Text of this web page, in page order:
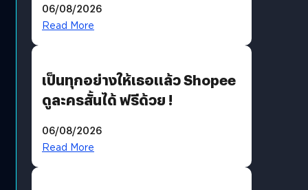
?
06/08/2026
Read More
เป็นทุกอย่างให้เธอแล้ว Shopee
ดูละครสั้นได้ ฟรีด้วย !
06/08/2026
Read More